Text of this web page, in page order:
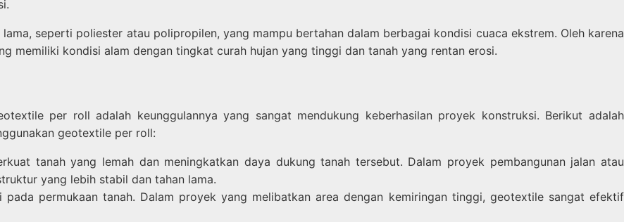
seperti poliester atau polipropilen, yang mampu bertahan dalam berbagai kondisi cuaca ekstrem. Oleh karena
memiliki kondisi alam dengan tingkat curah hujan yang tinggi dan tanah yang rentan erosi.
per roll adalah keunggulannya yang sangat mendukung keberhasilan proyek konstruksi. Berikut adalah
geotextile per roll:
tanah yang lemah dan meningkatkan daya dukung tanah tersebut. Dalam proyek pembangunan jalan atau
yang lebih stabil dan tahan lama.
permukaan tanah. Dalam proyek yang melibatkan area dengan kemiringan tinggi, geotextile sangat efektif